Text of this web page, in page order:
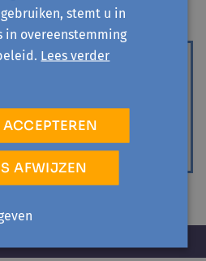
1 sessie
Drie
stemt u in
in overeenstemming
Lees verder
AFWIJZEN